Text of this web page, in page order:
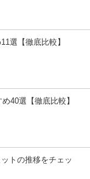
選【徹底比較】
40選【徹底比較】
トの推移をチェッ